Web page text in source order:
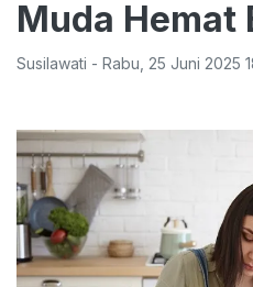
Muda Hemat
Susilawati - Rabu 25 Juni 2025